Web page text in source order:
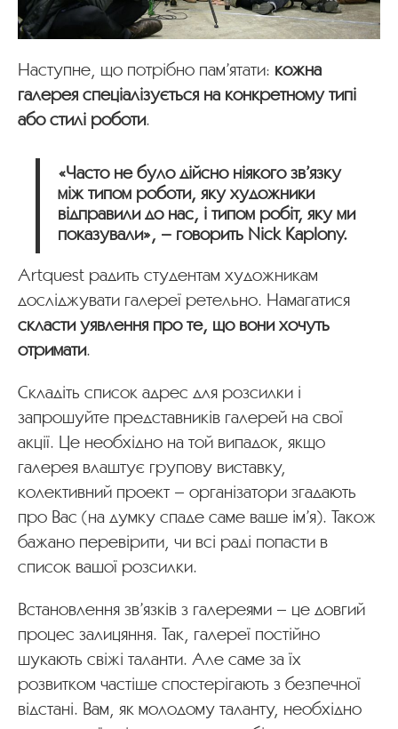
Наступне, що потрібно пам’ятати: кожна
галерея спеціалізується на конкретному типі
або стилі роботи.
«Часто не було дійсно ніякого зв’язку
між типом роботи, яку художники
відправили до нас, і типом робіт, яку ми
показували», – говорить Nick Kaplony.
Artquest радить студентам художникам
досліджувати галереї ретельно. Намагатися
скласти уявлення про те, що вони хочуть
отримати.
Складіть список адрес для розсилки і
запрошуйте представників галерей на свої
акції. Це необхідно на той випадок, якщо
галерея влаштує групову виставку,
колективний проект – організатори згадають
про Вас (на думку спаде саме ваше ім’я). Також
бажано перевірити, чи всі раді попасти в
список вашої розсилки.
Встановлення зв’язків з галереями – це довгий
процес залицяння. Так, галереї постійно
шукають свіжі таланти. Але саме за їх
розвитком частіше спостерігають з безпечної
відстані. Вам, як молодому таланту, необхідно